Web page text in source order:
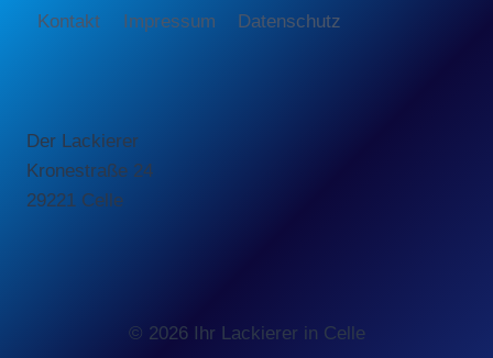
Kontakt Impressum Datenschutz
Der Lackierer
Kronestraße 24
29221 Celle
© 2026 Ihr Lackierer in Celle